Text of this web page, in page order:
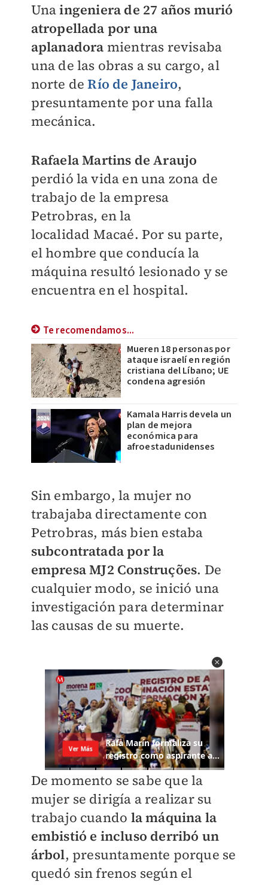
Unaingeniera de 27 años murió
atropellada por una
aplanadora mientras revisaba
una de las obras a su cargo, al
norte deRío de Janeiro,
presuntamente por una falla
mecánica.
Rafaela Martins de Araujo
perdió la vida en una zona de
trabajo de la empresa
Petrobras, en la
localidad Macaé. Por su parte,
el hombre que conducía la
máquina resultó lesionado y se
encuentra en el hospital.
Te recomendamos...
Mueren 18 personas por
ataque israelí en región
cristiana del Líbano; UE
condena agresión
Kamala Harris devela un
plan de mejora
económica para
afroestadunidenses
Sin embargo, la mujer no
trabajaba directamente con
Petrobras, más bien estaba
subcontratada por la
empresaMJ2 Construções. De
cualquier modo, se inició una
investigación para determinar
las causas de su muerte.
De momento se sabe que la
mujer se dirigía a realizar su
trabajo cuando la máquina la
embistió e incluso derribó un
árbol, presuntamente porque se
quedó sin frenos según el